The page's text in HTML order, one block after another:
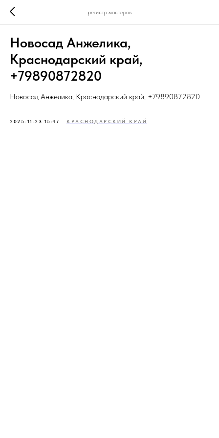
регистр мастеров
Новосад Анжелика,
Краснодарский край,
+79890872820
Новосад Анжелика, Краснодарский край, +79890872820
2025-11-23 15:47 КРАСНОДАРСКИЙ КРАЙ